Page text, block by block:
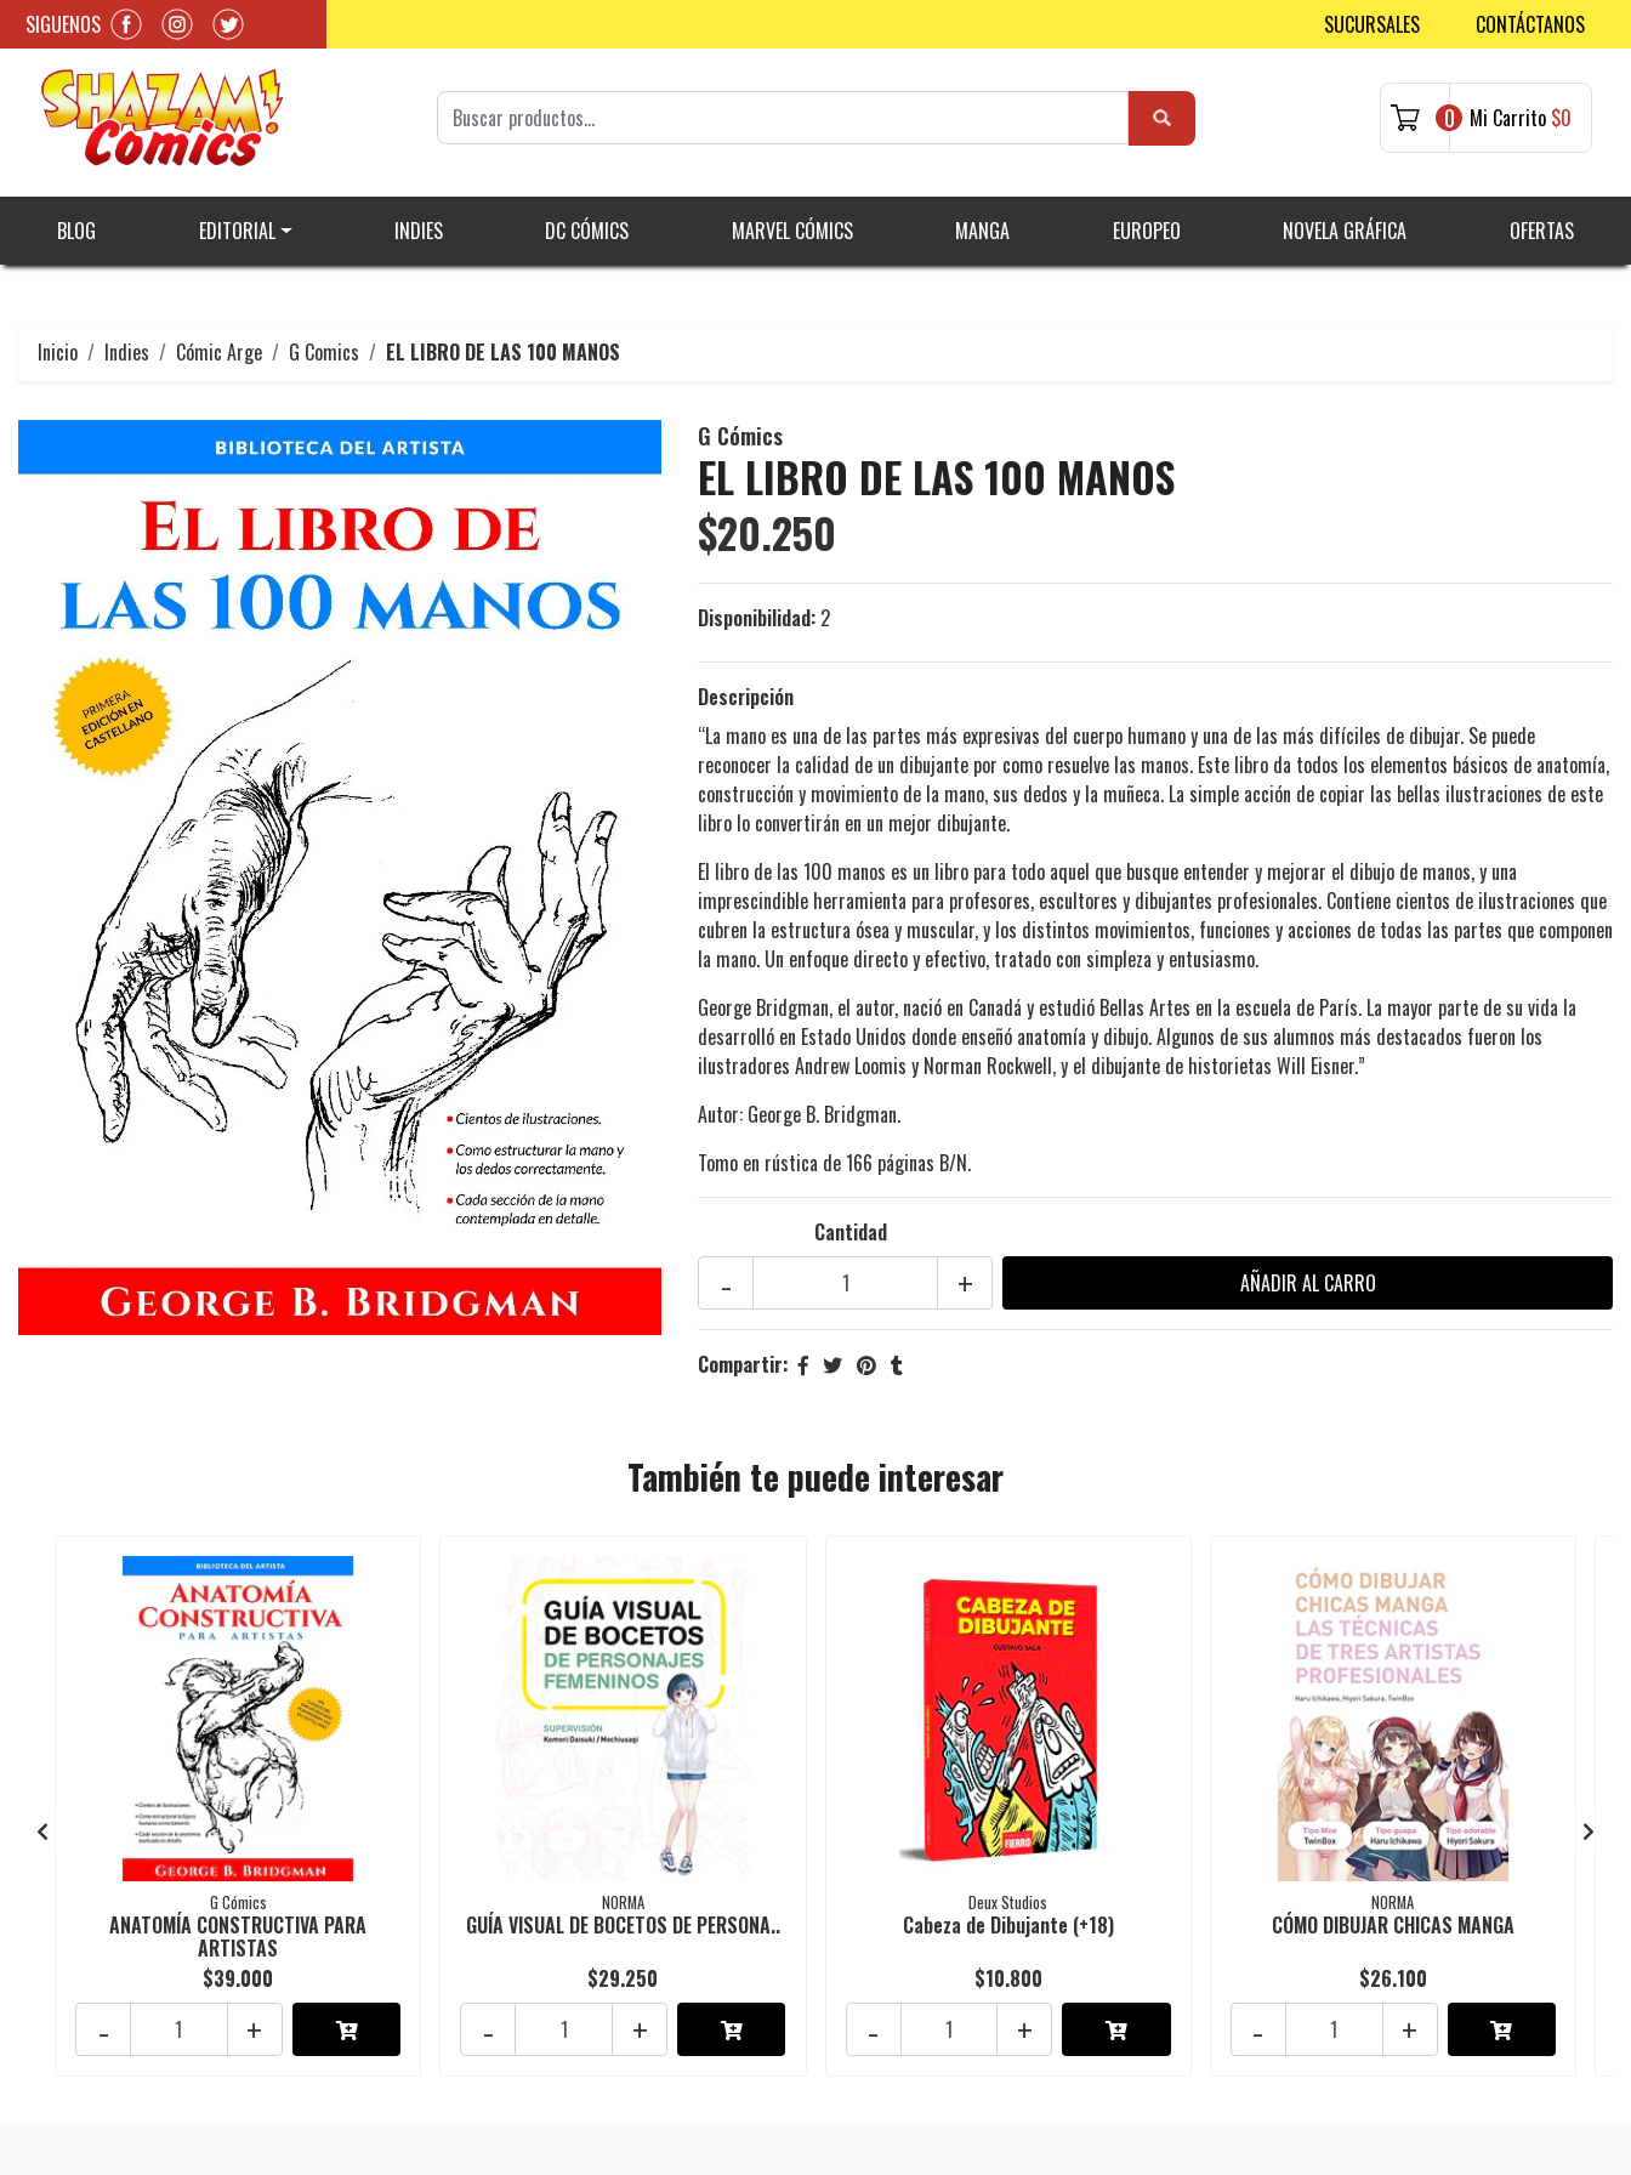
SIGUENOS SUCURSALES CONTÁCTANOS
0 Mi Carrito $0
BLOG EDITORIAL INDIES DC CÓMICS MARVEL CÓMICS MANGA EUROPEO NOVELA GRÁFICA OFERTAS
Inicio Indies Cómic Arge G Comics EL LIBRO DE LAS 100 MANOS
G Cómics
EL LIBRO DE LAS 100 MANOS
$20.250
Disponibilidad: 2
Descripción
“La mano es una de las partes más expresivas del cuerpo humano y una de las más difíciles de dibujar. Se puede
reconocer la calidad de un dibujante por como resuelve las manos. Este libro da todos los elementos básicos de anatomía,
construcción y movimiento de la mano, sus dedos y la muñeca. La simple acción de copiar las bellas ilustraciones de este
libro lo convertirán en un mejor dibujante.
El libro de las 100 manos es un libro para todo aquel que busque entender y mejorar el dibujo de manos, y una
imprescindible herramienta para profesores, escultores y dibujantes profesionales. Contiene cientos de ilustraciones que
cubren la estructura ósea y muscular, y los distintos movimientos, funciones y acciones de todas las partes que componen
la mano. Un enfoque directo y efectivo, tratado con simpleza y entusiasmo.
George Bridgman, el autor, nació en Canadá y estudió Bellas Artes en la escuela de París. La mayor parte de su vida la
desarrolló en Estado Unidos donde enseñó anatomía y dibujo. Algunos de sus alumnos más destacados fueron los
ilustradores Andrew Loomis y Norman Rockwell, y el dibujante de historietas Will Eisner.”
Autor: George B. Bridgman.
Tomo en rústica de 166 páginas B/N.
Cantidad
+
-
Compartir:
También te puede interesar
G Cómics
ANATOMÍA CONSTRUCTIVA PARA
ARTISTAS
$39.000
+
-
NORMA
GUÍA VISUAL DE BOCETOS DE PERSONA..
$29.250
+
-
Deux Studios
Cabeza de Dibujante (+18)
$10.800
+
-
NORMA
CÓMO DIBUJAR CHICAS MANGA
$26.100
+
-